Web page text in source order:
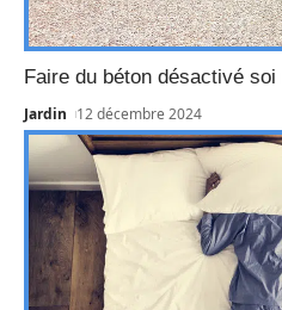
Faire du béton désactivé
Jardin 12 décembre 2024